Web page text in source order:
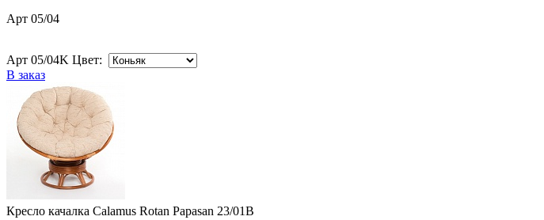
Арт 05/04
Арт 05/04K Цвет:
В заказ
Кресло качалка Calamus Rotan Papasan 23/01B